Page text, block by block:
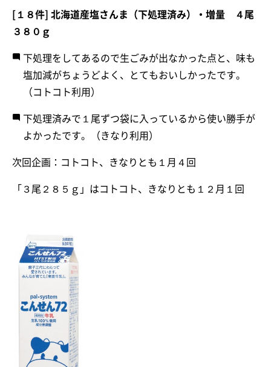
[１８件] 北海道産塩さんま（下処理済み）・増量 ４尾
３８０ｇ
下処理をしてあるので生ごみが出なかった点と、味も
塩加減がちょうどよく、とてもおいしかったです。
（コトコト利用）
下処理済みで１尾ずつ袋に入っているから使い勝手が
よかったです。（きなり利用）
次回企画：コトコト、きなりとも１月４回
「３尾２８５ｇ」はコトコト、きなりとも１２月１回